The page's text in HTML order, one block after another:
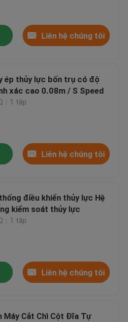
Liên hệ chúng tôi
ép thủy lực bốn trụ có độ
xác cao 0.08m / S Speed
：1 tập
Liên hệ chúng tôi
điều khiển thủy lực Hệ
kiểm soát thủy lực
：1 tập
Liên hệ chúng tôi
Máy Cắt Chì Cột Đĩa Tự